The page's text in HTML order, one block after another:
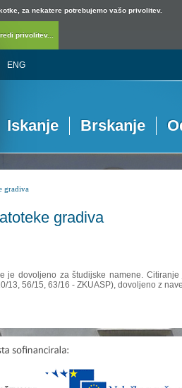
za nekatere potrebujemo vašo privolitev.
privolitev...
ENG
Iskanje Brskanje
gradiva
gradiva
je dovoljeno za študijske namene.
13, 56/15, 63/16 - ZKUASP), dovoljeno z